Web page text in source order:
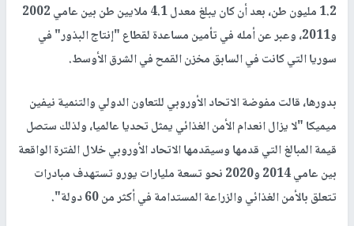
1.2 مليون طن، بعد أن كان يبلغ معدل 4.1 ملايين طن بين عامي 2002
و2011، وعبر عن أمله في تأمين مساعدة لقطاع "إنتاج البذور" في
سوريا التي كانت في السابق مخزن القمح في الشرق الأوسط.
بدورها، قالت مفوضة الاتحاد الأوروبي للتعاون الدولي والتنمية نيفين
ميميكا "لا يزال انعدام الأمن الغذائي يمثل تحديا عالميا، ولذلك ستصل
قيمة المبالغ التي قدمها وسيقدمها الاتحاد الأوروبي خلال الفترة الواقعة
بين عامي 2014 و2020 نحو تسعة مليارات يورو تستهدف مبادرات
تتعلق بالأمن الغذائي والزراعة المستدامة في أكثر من 60 دولة".